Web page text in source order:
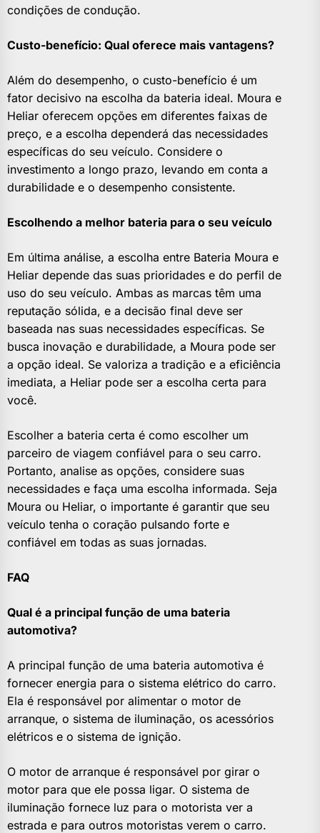
condições de condução.
Custo-benefício: Qual oferece mais vantagens?
Além do desempenho, o custo-benefício é um
fator decisivo na escolha da bateria ideal. Moura e
Heliar oferecem opções em diferentes faixas de
preço, e a escolha dependerá das necessidades
específicas do seu veículo. Considere o
investimento a longo prazo, levando em conta a
durabilidade e o desempenho consistente.
Escolhendo a melhor bateria para o seu veículo
Em última análise, a escolha entre Bateria Moura e
Heliar depende das suas prioridades e do perfil de
uso do seu veículo. Ambas as marcas têm uma
reputação sólida, e a decisão final deve ser
baseada nas suas necessidades específicas. Se
busca inovação e durabilidade, a Moura pode ser
a opção ideal. Se valoriza a tradição e a eficiência
imediata, a Heliar pode ser a escolha certa para
você.
Escolher a bateria certa é como escolher um
parceiro de viagem confiável para o seu carro.
Portanto, analise as opções, considere suas
necessidades e faça uma escolha informada. Seja
Moura ou Heliar, o importante é garantir que seu
veículo tenha o coração pulsando forte e
confiável em todas as suas jornadas.
FAQ
Qual é a principal função de uma bateria
automotiva?
A principal função de uma bateria automotiva é
fornecer energia para o sistema elétrico do carro.
Ela é responsável por alimentar o motor de
arranque, o sistema de iluminação, os acessórios
elétricos e o sistema de ignição.
O motor de arranque é responsável por girar o
motor para que ele possa ligar. O sistema de
iluminação fornece luz para o motorista ver a
estrada e para outros motoristas verem o carro.